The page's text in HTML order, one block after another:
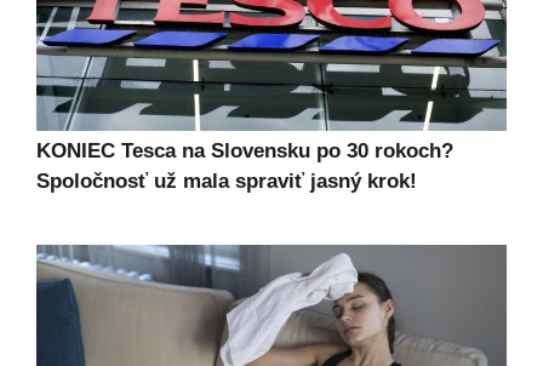
KONIEC Tesca na Slovensku po 30 rokoch?
Spoločnosť už mala spraviť jasný krok!